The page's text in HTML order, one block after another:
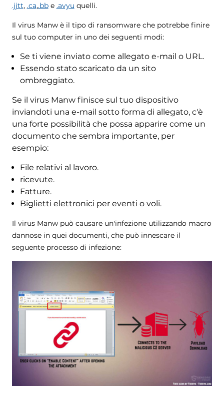
.jjtt, .ca,.bbe .avyu quelli.
Il virus Manw è il tipo di ransomware che potrebbe finire
sul tuo computer in uno dei seguenti modi:
Se ti viene inviato come allegato e-mail o URL.
Essendo stato scaricato da un sito
ombreggiato.
Se il virus Manw finisce sul tuo dispositivo
inviandoti una e-mail sotto forma di allegato, c'è
una forte possibilità che possa apparire come un
documento che sembra importante, per
esempio:
File relativi al lavoro.
ricevute.
Fatture.
Biglietti elettronici per eventi o voli.
Il virus Manw può causare un'infezione utilizzando macro
dannose in quei documenti, che può innescare il
seguente processo di infezione: